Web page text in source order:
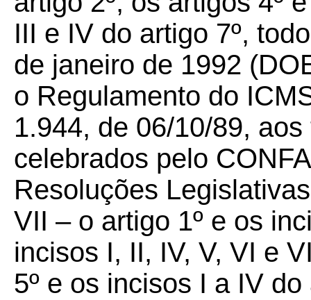
III e IV do artigo 7º,
de janeiro de 1992
o Regulamento do
1.944, de 06/10/89,
celebrados pelo
Resoluções
VII – o artigo 1º e os
incisos I, II, IV, V, VI e
5º e os incisos I a IV